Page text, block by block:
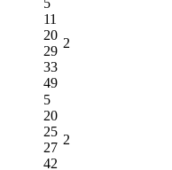
11
20
29
33
49
2
5
20
25
27
42
2